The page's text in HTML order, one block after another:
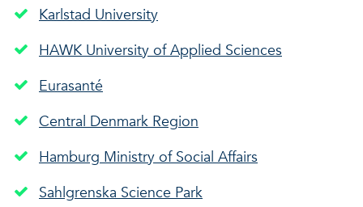
Karlstad University
HAWK University of Applied Sciences
Eurasanté
Central Denmark Region
Hamburg Ministry of Social Affairs
Sahlgrenska Science Park